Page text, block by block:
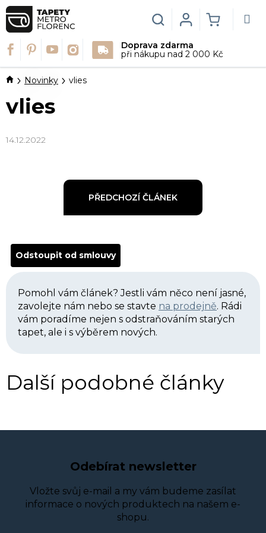
Přejít
na
obsah
Doprava zdarma
při nákupu nad 2 000 Kč
Hledat
KOŠÍK
Login
DomůNovinky vlies
vlies
14.12.2022
PŘEDCHOZÍ ČLÁNEK
Odstoupit od smlouvy
Pomohl vám článek? Jestli vám něco není jasné,
zavolejte nám nebo se stavte na prodejně. Rádi
vám poradíme nejen s odstraňováním starých
tapet, ale i s výběrem nových.
Další podobné články
Odebírat newsletter
Vložte svůj e-mail a my vám budeme zasílat
informace o nových produktech na našem e-
shopu.